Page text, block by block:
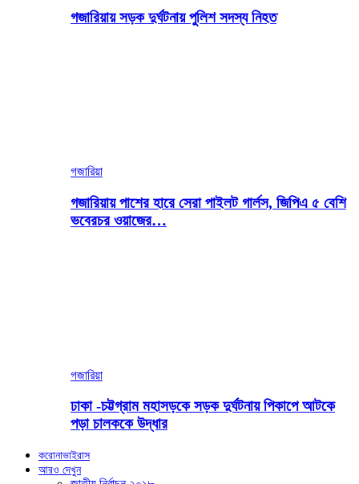
গজারিয়ায় সড়ক দুর্ঘটনায় পুলিশ সদস্য নিহত
গজারিয়া
গজারিয়ায় পাশের হারে সেরা পাইলট গার্লস, জিপিএ ৫ বেশি
ভবেরচর ওয়াজের…
গজারিয়া
ঢাকা -চট্টগ্রাম মহাসড়কে সড়ক দুর্ঘটনায় পিকাপে আটকে
পড়া চালককে উদ্ধার
করোনাভাইরাস
আরও দেখুন